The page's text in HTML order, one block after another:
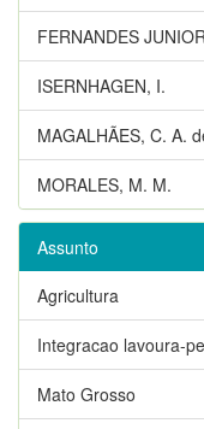
FERNANDES
ISERNHAGEN, I.
MAGALHÃES, C. A.
MORALES, M. M.
Assunto
Agricultura
Integracao lavoura-
Mato Grosso